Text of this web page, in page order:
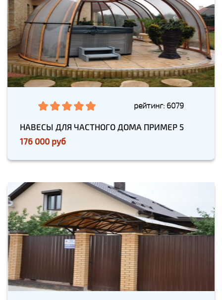
рейтинг: 6079
НАВЕСЫ ДЛЯ ЧАСТНОГО ДОМА ПРИМЕР 5
176 000 руб